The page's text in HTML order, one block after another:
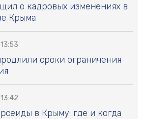
о кадровых изменениях в
Крыма
сроки ограничения
в Крыму: где и когда